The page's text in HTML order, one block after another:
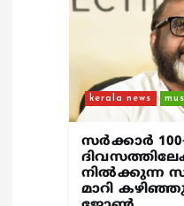
kerala news
സർക്കാർ 100-
നിൽക്കുന്ന
മാറി